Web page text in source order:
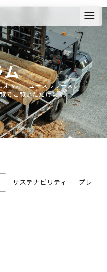
ム
す。ニュースリリース、
でご覧いただけます。
サステナビリティ プレス